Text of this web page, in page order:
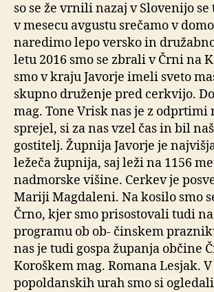
so se že vrnili nazaj v Slovenijo
v mesecu avgustu srečamo v
naredimo lepo versko in
letu 2016 smo se zbrali v Črni na
smo v kraju Javorje imeli sveto
skupno druženje pred cerkvijo.
mag. Tone Vrisk nas je z odprtimi
sprejel, si za nas vzel čas in bil
gostitelj. Župnija Javorje je
ležeča župnija, saj leži na 1156
nadmorske višine. Cerkev je
Mariji Magdaleni. Na kosilo smo
Črno, kjer smo prisostovali tudi
programu ob ob- činskem
nas je tudi gospa županja občine
Koroškem mag. Romana Lesjak. V
popoldanskih urah smo si